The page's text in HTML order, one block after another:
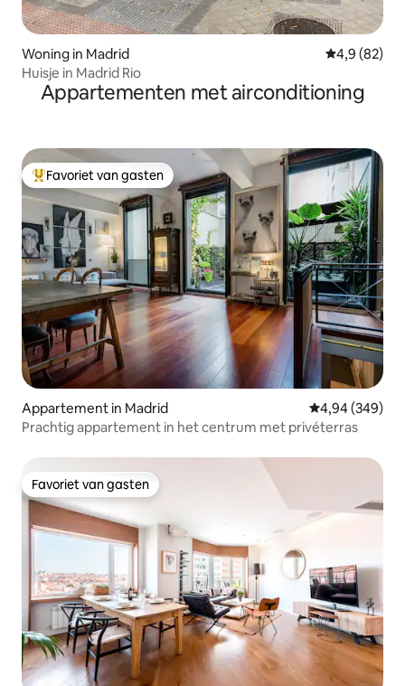
Woning in Madrid Gemiddelde
4,9 (82)
Huisje in Madrid Rio
Appartementen met airconditioning
Topfavoriet van gasten
Favoriet van gasten
Appartement in Madrid Gemiddelde
4,94 (349)
Prachtig appartement in het centrum met privéterras
Favoriet van gasten
Favoriet van gasten